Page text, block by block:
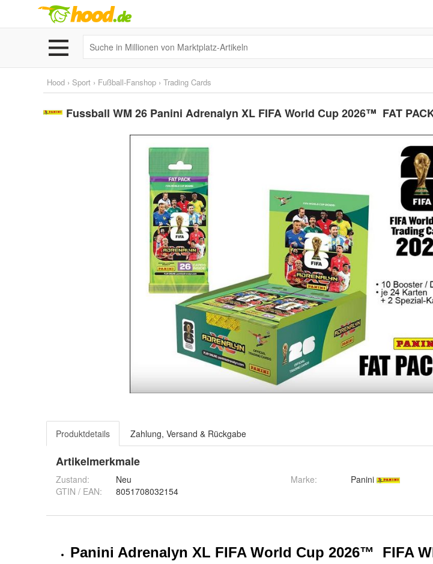
Hood › Sport › Fußball-Fanshop › Trading Cards
Fussball WM 26 Panini Adrenalyn XL FIFA World Cup 2026™ FAT
Produktdetails Zahlung, Versand & Rückgabe
Artikelmerkmale
Zustand:
Neu
GTIN / EAN:
8051708032154
Marke: Panini